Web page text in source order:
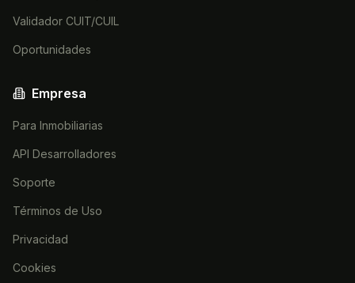
Validador CUIT/CUIL
Oportunidades
Empresa
Para Inmobiliarias
API Desarrolladores
Soporte
Términos de Uso
Privacidad
Cookies